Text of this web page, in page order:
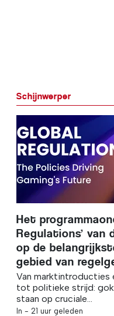
Schijnwerper
Het
Regulations’ van
op de
gebied van
Van marktintroducties
tot politieke strijd:
staan op cruciale...
In - 21 uur geleden